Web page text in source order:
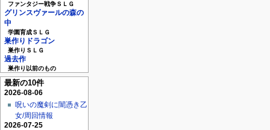
ファンタジー戦争ＳＬＧ
グリンスヴァールの森の
中
学園育成ＳＬＧ
巣作りドラゴン
巣作りＳＬＧ
過去作
巣作り以前のもの
最新の10件
2026-08-06
呪いの魔剣に闇憑き乙
女/周回情報
2026-07-25